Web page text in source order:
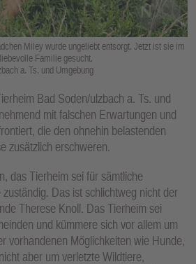
Miley wurde ungeliebt entsorgt. Jetzt ist sie im
Familie gesucht.
a. Ts. und Umgebung
Bad Soden/ulzbach a. Ts. und
mit falschen Erwartungen und
die den ohnehin belastenden
zusätzlich erschweren.
das Tierheim sei für sämtliche
Das ist schlichtweg nicht der
Therese Knoll. Das Tierheim sei
und kümmere sich vor allem um
vorhandenen Möglichkeiten wie Hunde,
aber um verletzte Wildtiere,